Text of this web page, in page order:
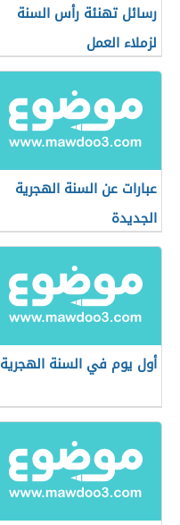
رسائل تهنئة رأس السنة
لزملاء العمل
عبارات عن السنة الهجرية
الجديدة
أول يوم في السنة الهجرية